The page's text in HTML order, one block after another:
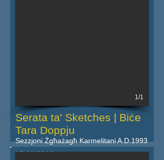
1/1
Serata ta' Sketches | Biċe
Tara Doppju
Sezzjoni Żgħażagħ Karmelitani A.D.1993
15/03/2019